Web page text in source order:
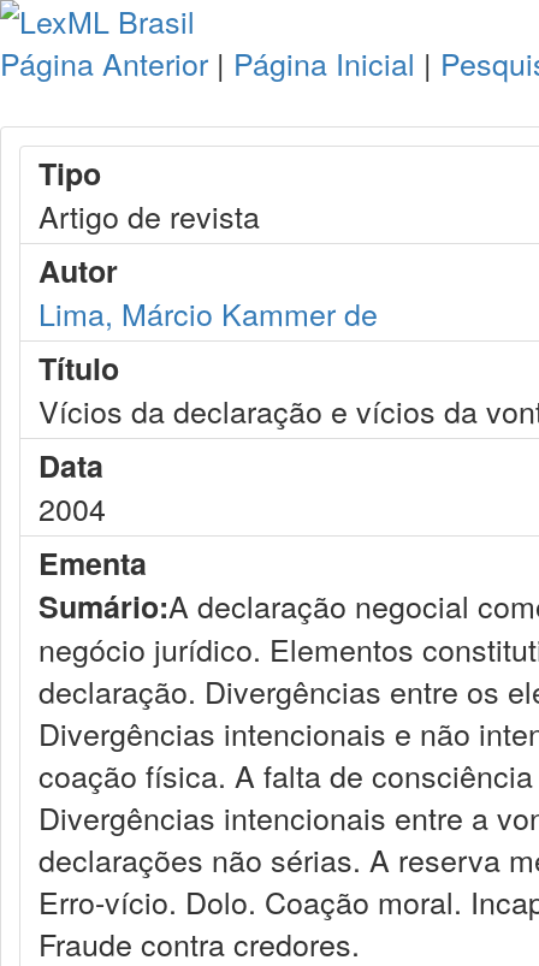
Página Anterior | Página Inicial |
Tipo
Artigo de revista
Autor
Lima, Márcio Kammer de
Título
Vícios da declaração e vícios da
Data
2004
Ementa
Sumário:A declaração negocial
negócio jurídico. Elementos
declaração. Divergências entre os
Divergências intencionais e não
coação física. A falta de
Divergências intencionais entre a
declarações não sérias. A reserva
Erro-vício. Dolo. Coação moral.
Fraude contra credores.